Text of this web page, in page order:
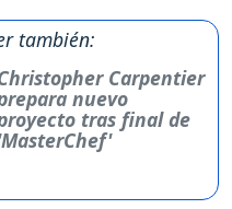
también:
Carpentier
nuevo
tras final de